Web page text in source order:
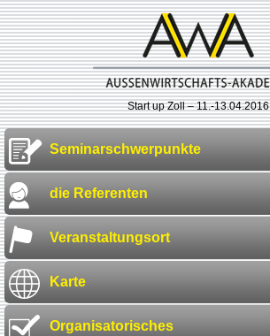
Start up Zoll – 11.-13.04.2016
Seminarschwerpunkte
die Referenten
Veranstaltungsort
Karte
Organisatorisches